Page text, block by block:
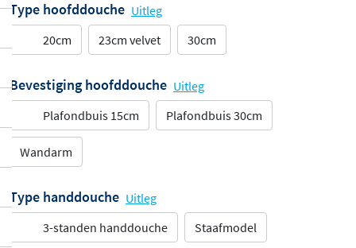
Type hoofddouche Uitleg
20cm
23cm velvet 30cm
Bevestiging hoofddouche Uitleg
Plafondbuis 15cm
Plafondbuis 30cm
Wandarm
Type handdouche Uitleg
3-standen handdouche
Staafmodel